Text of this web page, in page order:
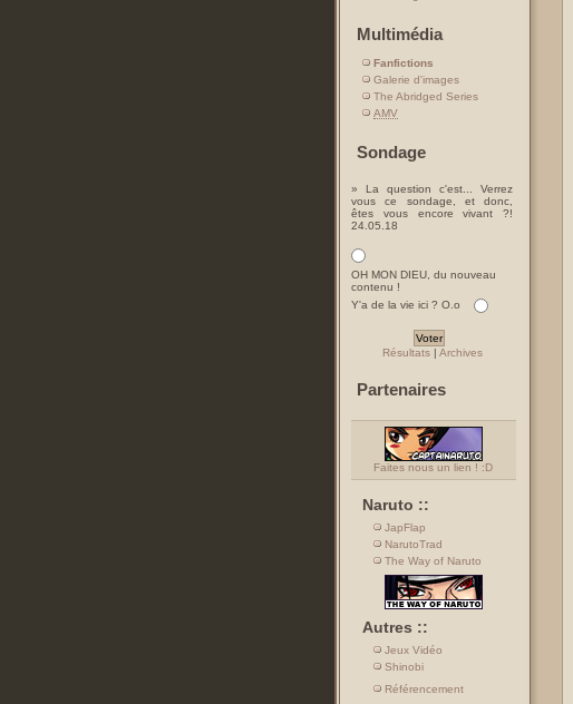
Multimédia
Fanfictions
Galerie d'images
The Abridged Series
AMV
Sondage
» La question c'est... Verrez
vous ce sondage, et donc,
êtes vous encore vivant ?!
24.05.18
OH MON DIEU, du nouveau
contenu !
Y'a de la vie ici ? O.o
Résultats| Archives
Partenaires
Faites nous un lien ! :D
Naruto ::
JapFlap
NarutoTrad
The Way of Naruto
Autres ::
Jeux Vidéo
Shinobi
Référencement